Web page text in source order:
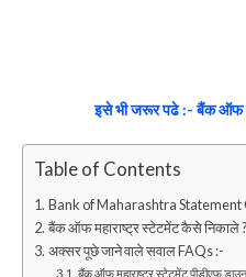
इसे भी जरूर पढे :- बैंक ऑफ
Table of Contents
Bank of Maharashtra Statement
बैंक ऑफ महाराष्ट्र स्टेटमेंट कैसे निकाले ?
अक्सर पूछे जाने वाले सवाल FAQs :-
बैंक ऑफ महाराष्ट्र स्टेटमेंट पीडीएफ़